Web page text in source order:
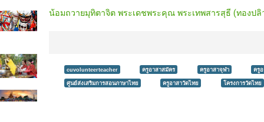
น้อมถวายมุทิตาจิต พระเดชพระคุณ พระเทพสารสุธี (ทองป
cuvolunteerteacher ครูอาสาสมัคร ครูอาสาจุฬา ครู
ศูนย์ส่งเสริมการสอนภาษาไทย ครูอาสาวัดไทย โครงการวัดไทย